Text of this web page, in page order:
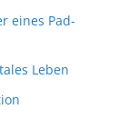
eines Pad-
Leben